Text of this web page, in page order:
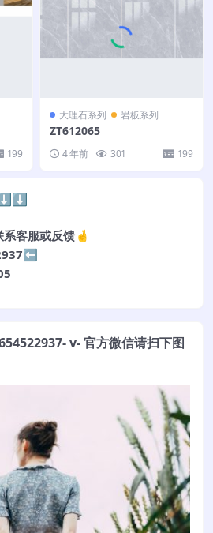
199
大理石系列 岩板系列
ZT612065
4 年前 301 199
客服或反馈🤞
v- 官方微信请扫下图